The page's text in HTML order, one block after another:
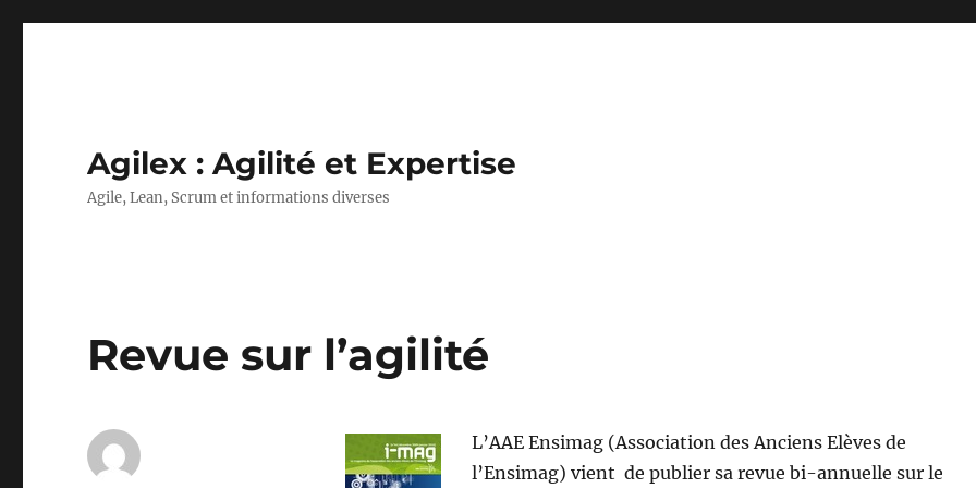
Agilex : Agilité et Expertise
Agile, Lean, Scrum et informations diverses
Revue sur l’agilité
L’AAE Ensimag (Association des Anciens Elèves de
l’Ensimag) vient de publier sa revue bi-annuelle sur le